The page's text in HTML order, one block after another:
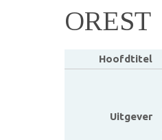
OREST
Hoofdtitel
Uitgever